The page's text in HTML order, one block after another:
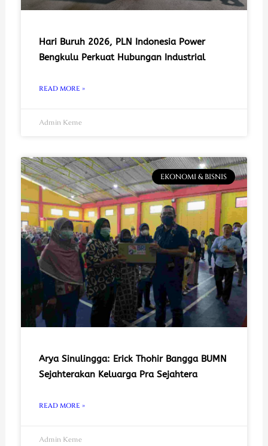
Hari Buruh 2026, PLN Indonesia Power
Bengkulu Perkuat Hubungan Industrial
READ MORE »
Admin Keme
EKONOMI & BISNIS
Arya Sinulingga: Erick Thohir Bangga BUMN
Sejahterakan Keluarga Pra Sejahtera
READ MORE »
Admin Keme